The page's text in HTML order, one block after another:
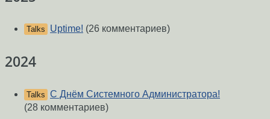
Talks Uptime! (26 комментариев)
2024
Talks С Днём Системного Администратора!
(28 комментариев)